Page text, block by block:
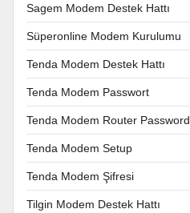
Sagem Modem Destek Hattı
Süperonline Modem Kurulumu
Tenda Modem Destek Hattı
Tenda Modem Passwort
Tenda Modem Router Password
Tenda Modem Setup
Tenda Modem Şifresi
Tilgin Modem Destek Hattı